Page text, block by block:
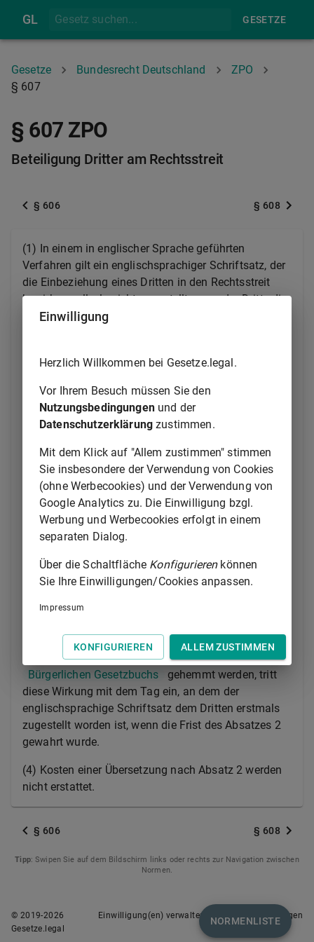
GL GESETZE
Gesetze Bundesrecht Deutschland
ZPO
§ 607
§ 607 ZPO
Beteiligung Dritter am Rechtsstreit
§ 606 § 608
(1) In einem in englischer Sprache geführten
Verfahren gilt ein englischsprachiger Schriftsatz, der
die Einbeziehung eines Dritten in den Rechtsstreit
bewirken soll, als nicht zugestellt, wenn der Dritte die
englische Sprache nicht versteht und der Zustellung
Satz 1 hat das Gericht den Dritten in deutscher
Sprache hinzuweisen.
(2) Hat der Dritte der Zustellung nach Absatz 1 Satz
1 widersprochen, so setzt das Gericht die betroffene
Partei hiervon unverzüglich in Kenntnis und fordert
diese auf, binnen einer Frist von zwei Wochen eine
Übersetzung des Schriftsatzes in die deutsche
Sprache einzureichen.
(3) Hat der Dritte der Zustellung nach Absatz 1 Satz
1 widersprochen, so kann die Zustellung dadurch
erfolgen, dass dem Dritten der englischsprachige
Schriftsatz zusammen mit einer Übersetzung in die
deutsche Sprache zugestellt wird. In diesem Fall ist
der Tag der Zustellung des Schriftsatzes der Tag, an
durch die Zustellung eine Frist gewahrt werden oder
die Verjährung neu beginnen oder nach § 204 des
Bürgerlichen Gesetzbuchs
gehemmt werden, tritt
diese Wirkung mit dem Tag ein, an dem der
englischsprachige Schriftsatz dem Dritten erstmals
zugestellt worden ist, wenn die Frist des Absatzes 2
gewahrt wurde.
(4) Kosten einer Übersetzung nach Absatz 2 werden
nicht erstattet.
§ 606 § 608
Tipp: Swipen Sie auf dem Bildschirm links oder rechts zur Navigation zwischen
Normen.
NORMENLISTE
© 2019-2026
Gesetze.legal
Einwilligung(en) verwalten Nutzungsbedingungen
Einwilligung
Herzlich Willkommen bei Gesetze.legal.
Vor Ihrem Besuch müssen Sie den
Nutzungsbedingungenund der
Datenschutzerklärung zustimmen.
Mit dem Klick auf "Allem zustimmen" stimmen
Sie insbesondere der Verwendung von Cookies
(ohne Werbecookies) und der Verwendung von
Google Analytics zu. Die Einwilligung bzgl.
Werbung und Werbecookies erfolgt in einem
separaten Dialog.
Über die Schaltfläche Konfigurierenkönnen
Sie Ihre Einwilligungen/Cookies anpassen.
Impressum
KONFIGURIEREN ALLEM ZUSTIMMEN